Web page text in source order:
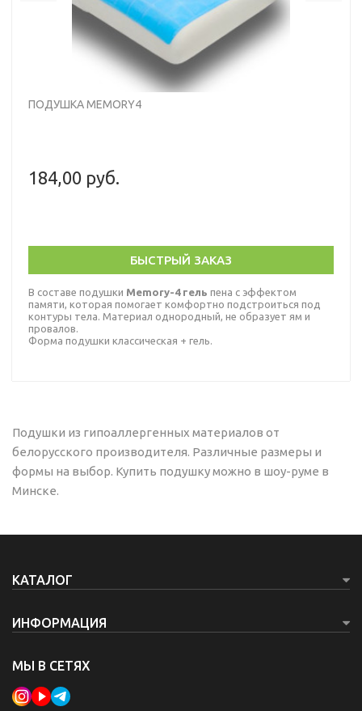
ПОДУШКА MEMORY4
184,00 руб.
БЫСТРЫЙ ЗАКАЗ
В составе подушки Memory-4 гель пена с эффектом
памяти, которая помогает комфортно подстроиться под
контуры тела. Материал однородный, не образует ям и
провалов.
Форма подушки классическая + гель.
вещества. Ткань выполнена из эвкалиптового дерева,
благодаря чему обладает бактерицидным действием,
препятствует росту бактерий и микробов. Она обладает
повышенной прочностью, но в тоже время материал
потребительских свойств.
Подушки из гипоаллергенных материалов от
белорусского производителя. Различные размеры и
формы на выбор. Купить подушку можно в шоу-руме в
Минске.
КАТАЛОГ
ИНФОРМАЦИЯ
МЫ В СЕТЯХ